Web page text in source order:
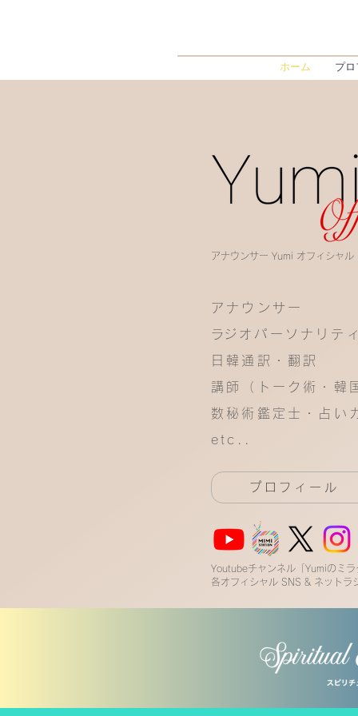
ホーム プ
プロフィール
アナウンサー
ラジオパーソナリテ
日韓通訳・翻訳
講師（トーク術・韓
数秘術鑑定士・占い
etc..
アナウンサー Yumi オフィシャル
Youtubeチャンネル「Yumiのミ
各オフィシャル SNS & ネットラ